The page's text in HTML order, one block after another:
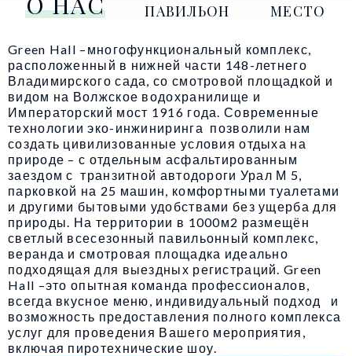
ПАВИЛЬОН МЕСТО
Green Hall –многофункциональный комплекс,
расположенный в нижней части 148-летнего
Владимирского сада, со смотровой площадкой и
видом на Волжское водохранилище и
Императорский мост 1916 года. Современные
технологии эко-инжиниринга позволили нам
создать цивилизованные условия отдыха на
природе – с отдельным асфальтированным
заездом с транзитной автодороги Урал М 5,
парковкой на 25 машин, комфортными туалетами
и другими бытовыми удобствами без ущерба для
природы. На территории в 1000м2 размещён
светлый всесезонный павильонный комплекс,
веранда и смотровая площадка идеально
подходящая для выездных регистраций. Green
Hall –это опытная команда профессионалов,
всегда вкусное меню, индивидуальный подход и
возможность предоставления полного комплекса
услуг для проведения Вашего мероприятия,
включая пиротехнические шоу.